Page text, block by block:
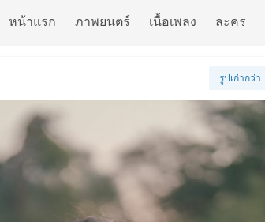
หน้าแรก ภาพยนตร์ เนื้อเพลง ละคร
รูปเก่ากว่า